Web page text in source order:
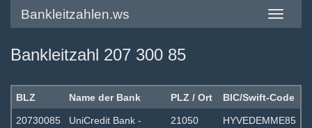
Toggle
Bankleitzahlen.ws
Bankleitzahl 207 300 85
BLZ Name der Bank PLZ / Ort BIC/Swift-Code
20730085
UniCredit Bank -
21050
HYVEDEMME85